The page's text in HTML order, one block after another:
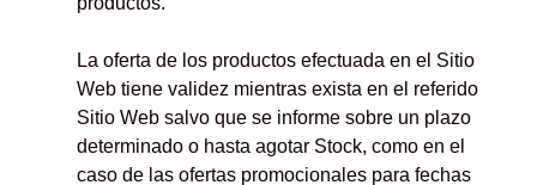
La oferta de los productos efectuada en el Sitio
Web tiene validez mientras exista en el referido
Sitio Web salvo que se informe sobre un plazo
determinado o hasta agotar Stock, como en el
caso de las ofertas promocionales para fechas